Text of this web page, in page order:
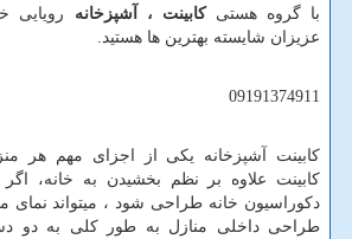
با گروه هستیکابینت ، آشپزخانه رویایی
عزیزان شایسته بهترین ها هستید.
09191374911
کابینت آشپزخانه یکی از اجزای مهم هر
کابینت علاوه بر نظم بخشیدن به خانه،
دکوراسیون خانه طراحی شود ، میتواند نمای
طراحی داخلی منازل به طور کلی به دو